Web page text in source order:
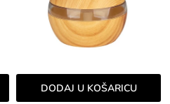
DODAJ U KOŠARICU